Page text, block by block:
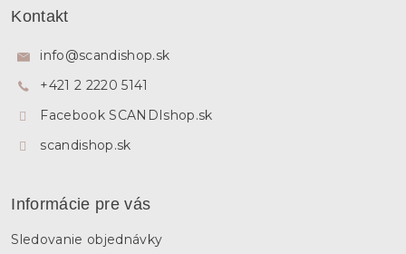
Kontakt
info@scandishop.sk
+421 2 2220 5141
Facebook SCANDIshop.sk
scandishop.sk
Informácie pre vás
Sledovanie objednávky